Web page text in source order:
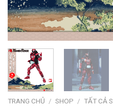
TRANG CHỦ / SHOP / TẤT CẢ